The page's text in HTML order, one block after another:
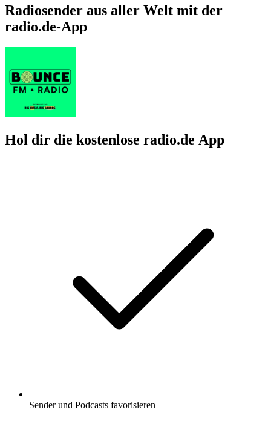
Radiosender aus aller Welt mit der
radio.de-App
Hol dir die kostenlose radio.de App
Sender und Podcasts favorisieren